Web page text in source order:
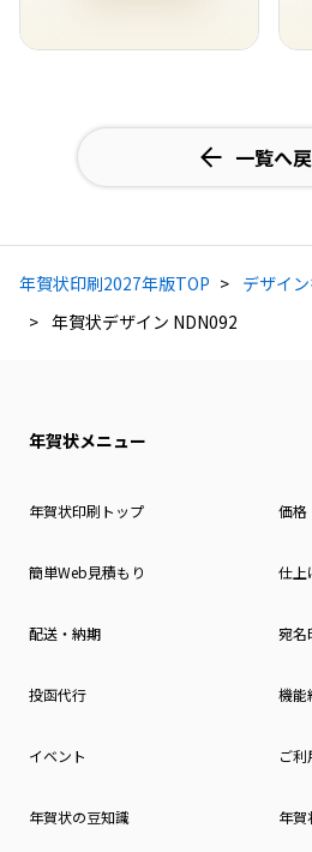
一覧へ
年賀状印刷2027年版TOP
デザイ
年賀状デザイン NDN092
年賀状メニュー
年賀状印刷トップ 価格
簡単Web見積もり 仕上
配送・納期 宛名
投函代行 機能
イベント ご利
年賀状の豆知識 年賀